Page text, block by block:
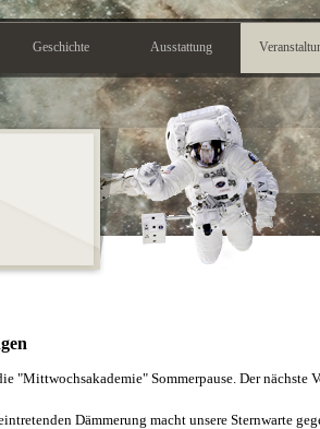
Geschichte Ausstattung
"Mittwochsakademie" Sommerpause. Der nächste
Dämmerung macht unsere Sternwarte